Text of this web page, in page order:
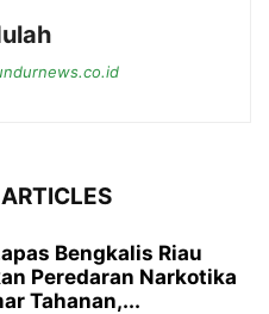
Bengkalis Riau
Peredaran Narkotika
Tahanan,...